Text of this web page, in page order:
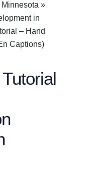
Minnesota »
in
– Hand
Captions)